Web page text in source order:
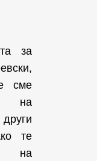
за
сме
на
те
на